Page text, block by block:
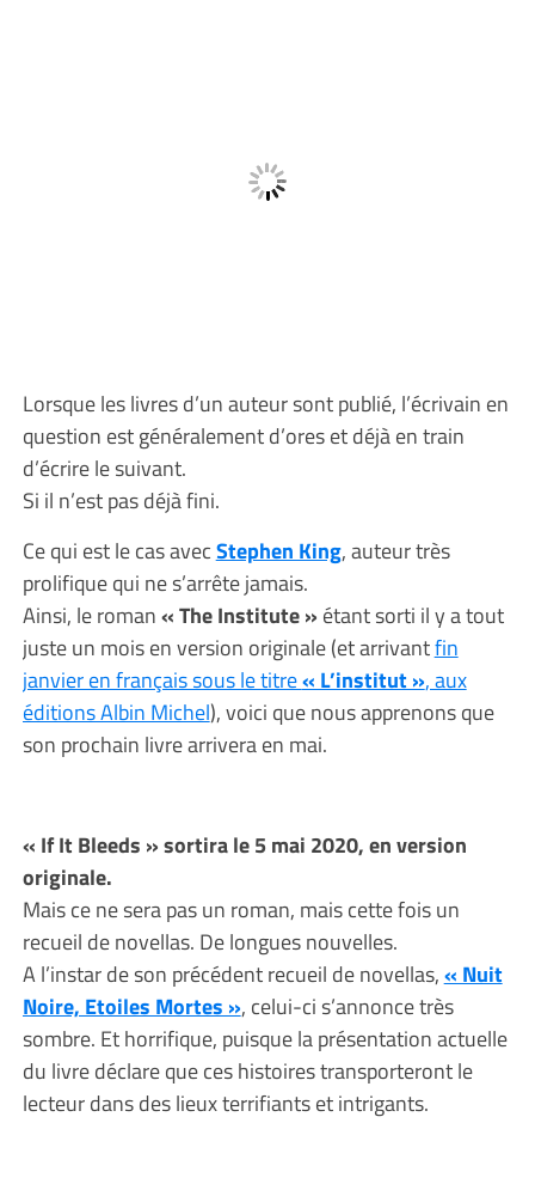
Lorsque les livres d’un auteur sont publié, l’écrivain en
question est généralement d’ores et déjà en train
d’écrire le suivant.
Si il n’est pas déjà fini.
Ce qui est le cas avecStephen King, auteur très
prolifique qui ne s’arrête jamais.
Ainsi, le roman« The Institute » étant sorti il y a tout
juste un mois en version originale (et arrivantfin
janvier en français sous le titre« L’institut », aux
éditions Albin Michel), voici que nous apprenons que
son prochain livre arrivera en mai.
« If It Bleeds » sortira le 5 mai 2020, en version
originale.
Mais ce ne sera pas un roman, mais cette fois un
recueil de novellas. De longues nouvelles.
A l’instar de son précédent recueil de novellas,« Nuit
Noire, Etoiles Mortes », celui-ci s’annonce très
sombre. Et horrifique, puisque la présentation actuelle
du livre déclare que ces histoires transporteront le
lecteur dans des lieux terrifiants et intrigants.